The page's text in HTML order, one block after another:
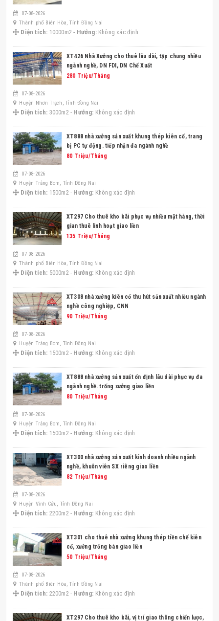
07-08-2026
Thành phố Biên Hòa, Tỉnh Đồng Nai
Diện tích: 10000m2 - Hướng: Không xác định
XT426 Nhà Xưởng cho thuê lâu dài, tập chung nhiều
ngành nghề, DN FDI, DN Chế Xuất
280 Triệu/Tháng
07-08-2026
Huyện Nhơn Trạch, Tỉnh Đồng Nai
Diện tích: 3000m2 - Hướng: Không xác định
XT888 nhà xưởng sản xuất khung thép kiên cố, trang
bị PC tự động. tiếp nhận đa ngành nghề
80 Triệu/Tháng
07-08-2026
Huyện Trảng Bom, Tỉnh Đồng Nai
Diện tích: 1500m2 - Hướng: Không xác định
XT297 Cho thuê kho bãi phục vụ nhiều mặt hàng, thời
gian thuê linh hoạt giao liền
135 Triệu/Tháng
07-08-2026
Thành phố Biên Hòa, Tỉnh Đồng Nai
Diện tích: 5000m2 - Hướng: Không xác định
XT308 nhà xưởng kiên cố thu hút sản xuất nhiều ngành
nghề công nghiệp, CNN
90 Triệu/Tháng
07-08-2026
Huyện Trảng Bom, Tỉnh Đồng Nai
Diện tích: 1500m2 - Hướng: Không xác định
XT888 nhà xưởng sản xuất ổn định lâu dài phục vụ đa
ngành nghề. trống xưởng giao liền
80 Triệu/Tháng
07-08-2026
Huyện Trảng Bom, Tỉnh Đồng Nai
Diện tích: 1500m2 - Hướng: Không xác định
XT300 nhà xưởng sản xuất kinh doanh nhiều ngành
nghề, khuôn viên SX riêng giao liền
82 Triệu/Tháng
07-08-2026
Huyện Vĩnh Cửu, Tỉnh Đồng Nai
Diện tích: 2200m2 - Hướng: Không xác định
XT301 cho thuê nhà xưởng khung thép tiền chế kiên
cố, xưởng trống bàn giao liền
50 Triệu/Tháng
07-08-2026
Thành phố Biên Hòa, Tỉnh Đồng Nai
Diện tích: 2200m2 - Hướng: Không xác định
XT297 Cho thuê kho bãi, vị trí giao thông chiến lược,